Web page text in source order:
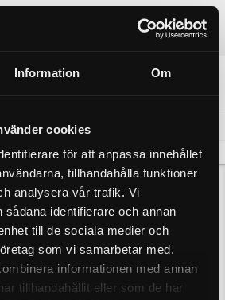
Information Om
cookies
för att anpassa innehållet
tillhandahålla funktioner
analysera vår trafik. Vi
sådana identifierare och annan
till de sociala medier och
som vi samarbetar med.
informationen med annan
tillhandahållit eller som de har
Biljetter
0
föremål
sv en
ÄNDRA DATUM
efter pris
can filter by price by selecting or
595 kr 150 kr
accessibility, please select